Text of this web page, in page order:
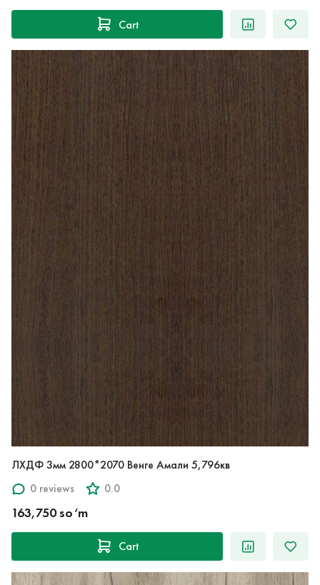
Cart
ЛХДФ 3мм 2800*2070 Венге Амали 5,796кв
0 reviews
0.0
163,750 so‘m
Cart